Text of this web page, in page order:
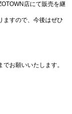
店にて販売を継
ますので、今後はぜひ
お願いいたします。